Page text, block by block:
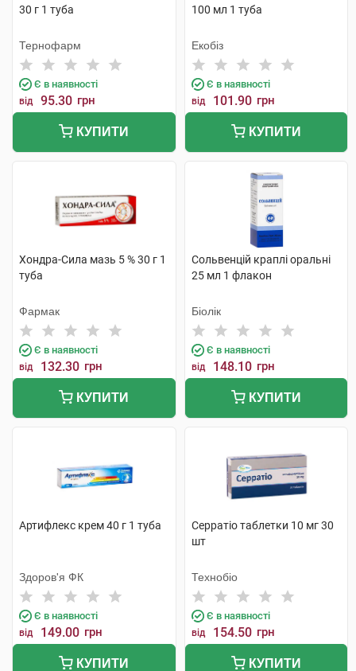
30 г 1 туба
Тернофарм
Є в наявності
від 95.30 грн
КУПИТИ
100 мл 1 туба
Екобіз
Є в наявності
від 101.90 грн
КУПИТИ
Хондра-Сила мазь 5 % 30 г 1
туба
Фармак
Є в наявності
від 132.30 грн
КУПИТИ
Сольвенцій краплі оральні
25 мл 1 флакон
Біолік
Є в наявності
від 148.10 грн
КУПИТИ
Артифлекс крем 40 г 1 туба
Здоров'я ФК
Є в наявності
від 149.00 грн
КУПИТИ
Серратіо таблетки 10 мг 30
шт
Технобіо
Є в наявності
від 154.50 грн
КУПИТИ